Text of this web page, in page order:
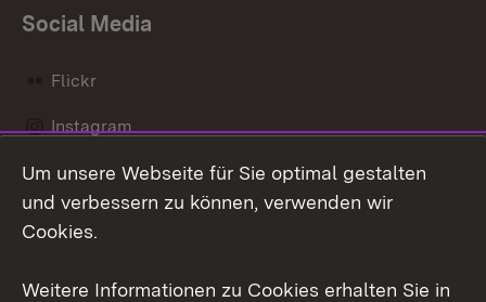
Social Media
Flickr
Instagram
Social Wall
Um unsere Webseite für Sie optimal gestalten
und verbessern zu können, verwenden wir
Cookies.
Weitere Informationen zu Cookies erhalten Sie in